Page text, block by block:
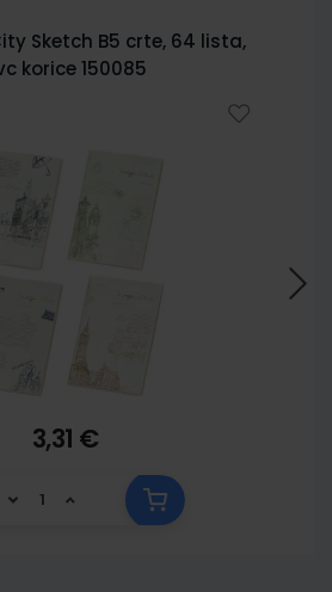
Sketch B5 crte, 64 lista,
korice 150085
3,31 €